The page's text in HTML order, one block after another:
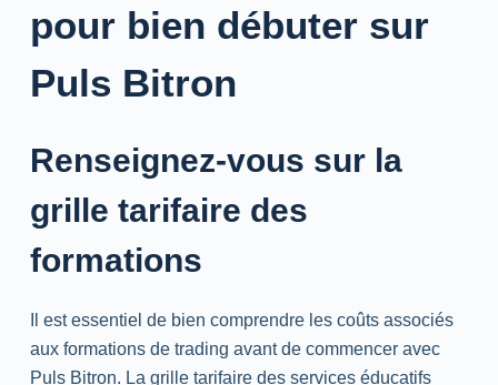
pour bien débuter sur
Puls Bitron
Renseignez-vous sur la
grille tarifaire des
formations
Il est essentiel de bien comprendre les coûts associés
aux formations de trading avant de commencer avec
Puls Bitron. La grille tarifaire des services éducatifs